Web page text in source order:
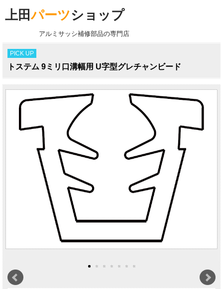
上田パーツショップ
アルミサッシ補修部品の専門店
PICK UP
トステム 9ミリ口溝幅用 U字型グレチャンビード